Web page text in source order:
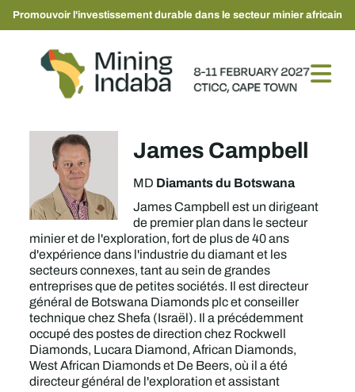
Promouvoir l'investissement durable dans le secteur minier africain
James Campbell
MD Diamants du Botswana
James Campbell est un dirigeant
de premier plan dans le secteur
minier et de l'exploration, fort de plus de 40 ans
d'expérience dans l'industrie du diamant et les
secteurs connexes, tant au sein de grandes
entreprises que de petites sociétés. Il est directeur
général de Botswana Diamonds plc et conseiller
technique chez Shefa (Israël). Il a précédemment
occupé des postes de direction chez Rockwell
Diamonds, Lucara Diamond, African Diamonds,
West African Diamonds et De Beers, où il a été
directeur général de l'exploration et assistant